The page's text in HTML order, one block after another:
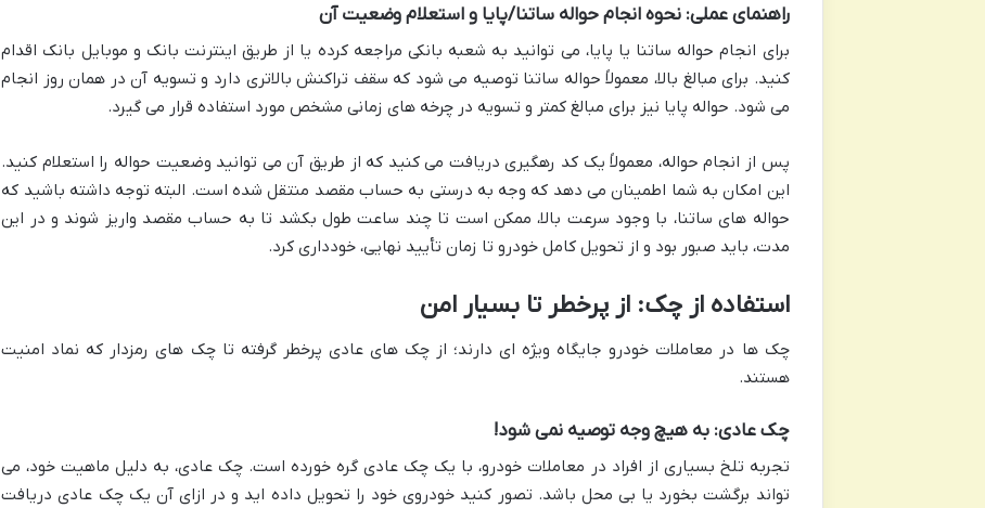
راهنمای عملی: نحوه انجام حواله ساتنا/پایا و استعلام وضعیت آن
برای انجام حواله ساتنا یا پایا، می توانید به شعبه بانکی مراجعه کرده یا از طریق اینترنت بانک و موبایل بانک اقدام
کنید. برای مبالغ بالا، معمولاً حواله ساتنا توصیه می شود که سقف تراکنش بالاتری دارد و تسویه آن در همان روز انجام
می شود. حواله پایا نیز برای مبالغ کمتر و تسویه در چرخه های زمانی مشخص مورد استفاده قرار می گیرد.
پس از انجام حواله، معمولاً یک کد رهگیری دریافت می کنید که از طریق آن می توانید وضعیت حواله را استعلام کنید.
این امکان به شما اطمینان می دهد که وجه به درستی به حساب مقصد منتقل شده است. البته توجه داشته باشید که
حواله های ساتنا، با وجود سرعت بالا، ممکن است تا چند ساعت طول بکشد تا به حساب مقصد واریز شوند و در این
مدت، باید صبور بود و از تحویل کامل خودرو تا زمان تأیید نهایی، خودداری کرد.
استفاده از چک: از پرخطر تا بسیار امن
چک ها در معاملات خودرو جایگاه ویژه ای دارند؛ از چک های عادی پرخطر گرفته تا چک های رمزدار که نماد امنیت
هستند.
چک عادی: به هیچ وجه توصیه نمی شود!
تجربه تلخ بسیاری از افراد در معاملات خودرو، با یک چک عادی گره خورده است. چک عادی، به دلیل ماهیت خود، می
تواند برگشت بخورد یا بی محل باشد. تصور کنید خودروی خود را تحویل داده اید و در ازای آن یک چک عادی دریافت